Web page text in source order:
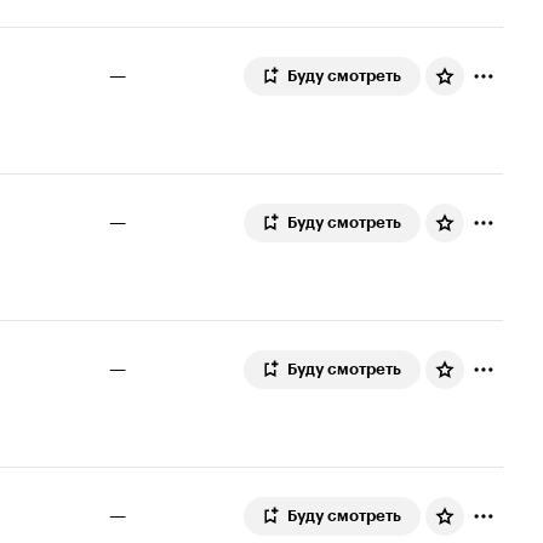
— Буду смотреть
— Буду смотреть
— Буду смотреть
— Буду смотреть